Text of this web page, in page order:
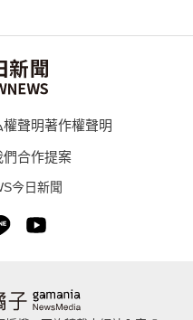
權聲明著作權聲明
合作提案
今日新聞